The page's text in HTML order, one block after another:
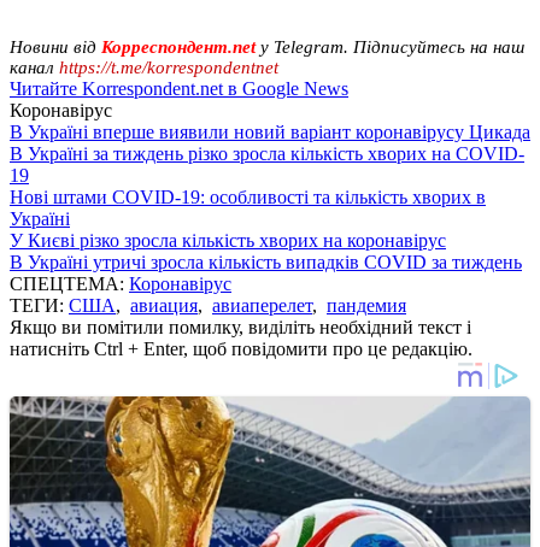
Новини від Корреспондент.netу Telegram. Підписуйтесь на наш
канал https://t.me/korrespondentnet
Читайте Korrespondent.net в Google News
Коронавірус
В Україні вперше виявили новий варіант коронавірусу Цикада
В Україні за тиждень різко зросла кількість хворих на COVID-
19
Нові штами COVID-19: особливості та кількість хворих в
Україні
У Києві різко зросла кількість хворих на коронавірус
В Україні утричі зросла кількість випадків COVID за тиждень
СПЕЦТЕМА: Коронавірус
ТЕГИ: США, авиация, авиаперелет, пандемия
Якщо ви помітили помилку, виділіть необхідний текст і
натисніть Ctrl + Enter, щоб повідомити про це редакцію.